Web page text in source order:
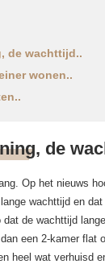
de wachttijd..
wonen..
de
Op het nieuws
wachttijd en
de wachttijd
een 2-kamer flat
heel wat verhuisd